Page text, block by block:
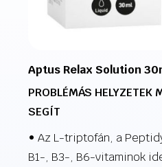
Aptus Relax Solution
PROBLÉMÁS HELYZETEK
SEGÍT
• Az L-triptofán, a
B1-, B3-, B6-vitaminok